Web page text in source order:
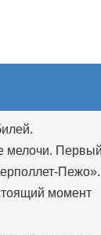
мелочи. Первый
Пежо».
момент